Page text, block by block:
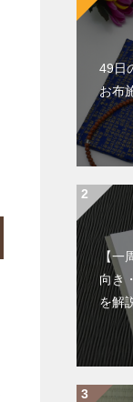
49日
お布
【一
向き
を解